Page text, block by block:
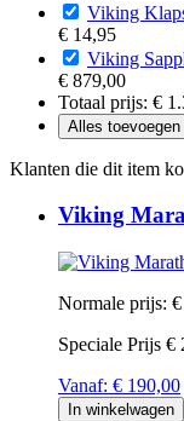
Viking
€ 14,95
Viking
€ 879,00
Totaal prijs: €
Alles
Klanten die dit item
Viking
Normale prijs:
Speciale Prijs €
Vanaf: € 190,00
In winkelwagen